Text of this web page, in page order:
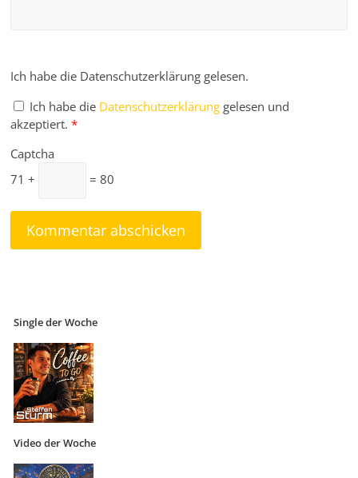
Ich habe die Datenschutzerklärung gelesen.
Ich habe die Datenschutzerklärung gelesen und
akzeptiert. *
Captcha
71 +
= 80
Single der Woche
Video der Woche